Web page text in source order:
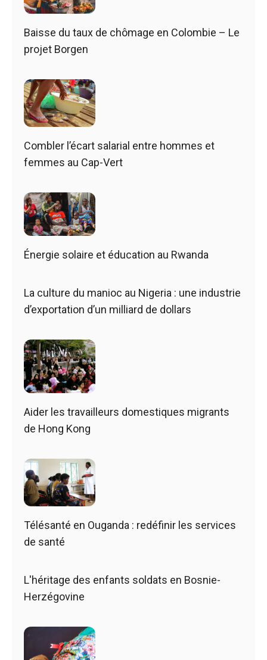
Baisse du taux de chômage en Colombie – Le
projet Borgen
Combler l’écart salarial entre hommes et
femmes au Cap-Vert
Énergie solaire et éducation au Rwanda
La culture du manioc au Nigeria : une industrie
d’exportation d’un milliard de dollars
Aider les travailleurs domestiques migrants
de Hong Kong
Télésanté en Ouganda : redéfinir les services
de santé
L'héritage des enfants soldats en Bosnie-
Herzégovine